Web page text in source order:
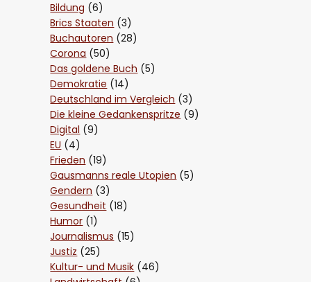
Bildung (6)
Brics Staaten (3)
Buchautoren (28)
Corona (50)
Das goldene Buch (5)
Demokratie (14)
Deutschland im Vergleich (3)
Die kleine Gedankenspritze (9)
Digital (9)
EU (4)
Frieden (19)
Gausmanns reale Utopien (5)
Gendern (3)
Gesundheit (18)
Humor (1)
Journalismus (15)
Justiz (25)
Kultur- und Musik (46)